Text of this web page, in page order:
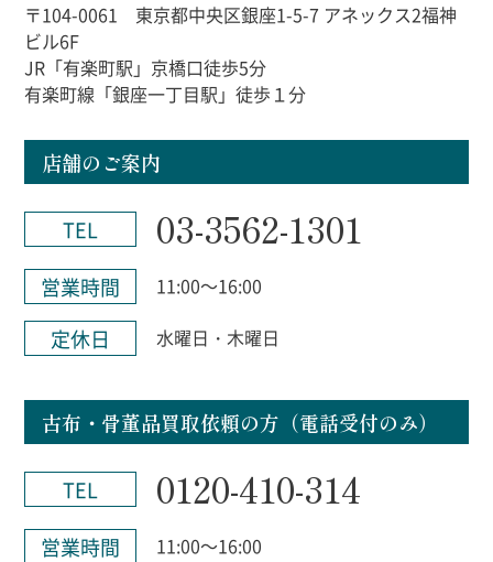
〒104-0061 東京都中央区銀座1-5-7 アネックス2福神
ビル6F
JR「有楽町駅」京橋口徒歩5分
有楽町線「銀座一丁目駅」徒歩１分
店舗のご案内
TEL 03-3562-1301
営業時間 11:00～16:00
定休日 水曜日・木曜日
古布・骨董品買取依頼の方（電話受付のみ）
TEL 0120-410-314
営業時間 11:00～16:00